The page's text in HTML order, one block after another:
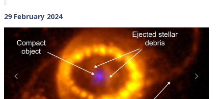
29 February 2024
Previous Next